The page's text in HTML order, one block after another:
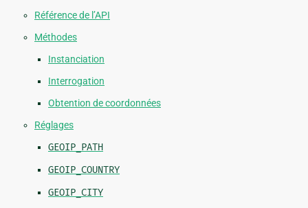
Référence de l’API
Méthodes
Instanciation
Interrogation
Obtention de coordonnées
Réglages
GEOIP_PATH
GEOIP_COUNTRY
GEOIP_CITY